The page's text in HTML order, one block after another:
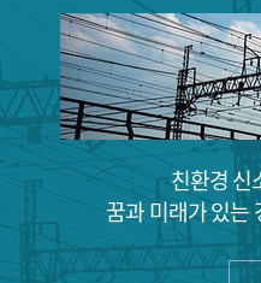
친환경 신
꿈과 미래가 있는